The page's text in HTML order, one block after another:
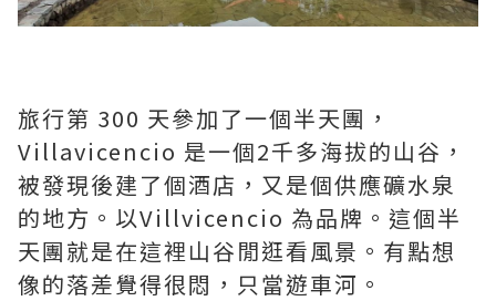
旅行第 300 天參加了一個半天團，
Villavicencio 是一個2千多海拔的山谷，
被發現後建了個酒店，又是個供應礦水泉
的地方。以Villvicencio 為品牌。這個半
天團就是在這裡山谷閒逛看風景。有點想
像的落差覺得很悶，只當遊車河。